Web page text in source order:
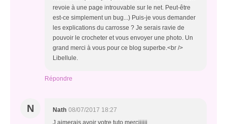
revoie à une page introuvable sur le net. Peut-être
est-ce simplement un bug...) Puis-je vous demander
les explications du carrosse ? Je serais ravie de
pouvoir le crocheter et vous envoyer une photo. Un
grand merci à vous pour ce blog superbe.<br />
Libellule.
Répondre
N Nath 08/07/2017 18:27
J aimerais avoir votre tuto merciiiiii